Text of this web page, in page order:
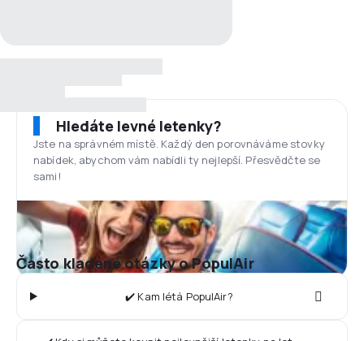
Hledáte levné letenky?
Jste na správném místě. Každý den porovnáváme stovky
nabídek, abychom vám nabídli ty nejlepší. Přesvědčte se
sami!
Často kladené otázky o PopulAir
✔️ Kam létá PopulAir?